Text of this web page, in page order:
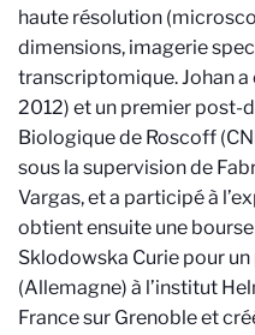
haute résolution
dimensions, imagerie
transcriptomique. Johan
2012) et un premier post-
Biologique de Roscoff
sous la supervision de
Vargas, et a participé à
obtient ensuite une
Sklodowska Curie pour
(Allemagne) à l’institut
France sur Grenoble et